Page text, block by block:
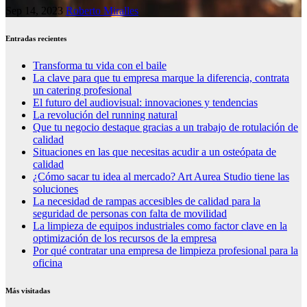
Sep 14, 2023 Roberto Miralles
Entradas recientes
Transforma tu vida con el baile
La clave para que tu empresa marque la diferencia, contrata
un catering profesional
El futuro del audiovisual: innovaciones y tendencias
La revolución del running natural
Que tu negocio destaque gracias a un trabajo de rotulación de
calidad
Situaciones en las que necesitas acudir a un osteópata de
calidad
¿Cómo sacar tu idea al mercado? Art Aurea Studio tiene las
soluciones
La necesidad de rampas accesibles de calidad para la
seguridad de personas con falta de movilidad
La limpieza de equipos industriales como factor clave en la
optimización de los recursos de la empresa
Por qué contratar una empresa de limpieza profesional para la
oficina
Más visitadas